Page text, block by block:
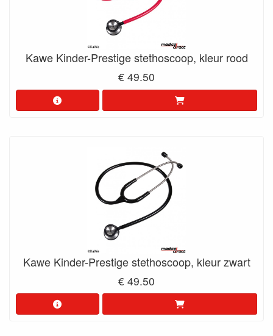
Kawe Kinder-Prestige stethoscoop, kleur rood
€ 49.50
Kawe Kinder-Prestige stethoscoop, kleur zwart
€ 49.50